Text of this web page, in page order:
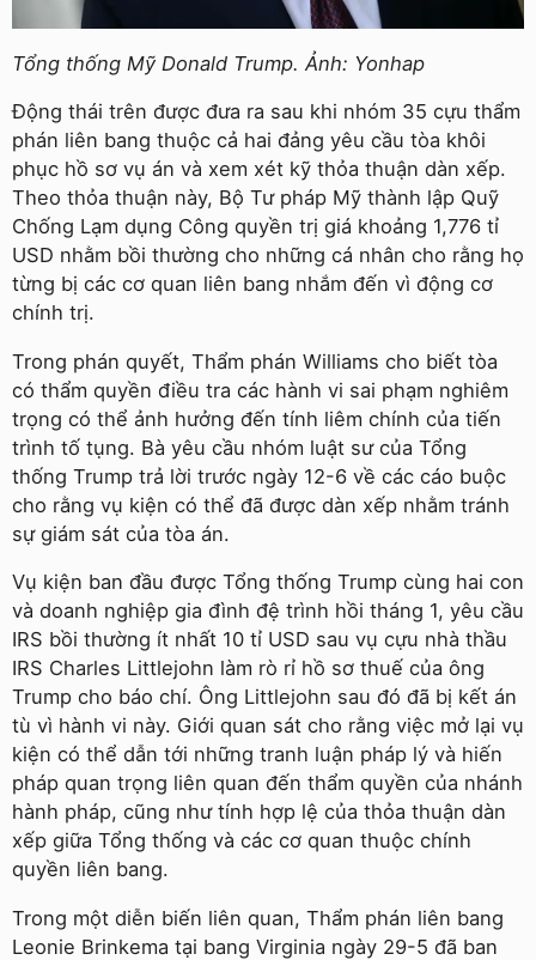
Tổng thống Mỹ Donald Trump. Ảnh: Yonhap
Động thái trên được đưa ra sau khi nhóm 35 cựu thẩm
phán liên bang thuộc cả hai đảng yêu cầu tòa khôi
phục hồ sơ vụ án và xem xét kỹ thỏa thuận dàn xếp.
Theo thỏa thuận này, Bộ Tư pháp Mỹ thành lập Quỹ
Chống Lạm dụng Công quyền trị giá khoảng 1,776 tỉ
USD nhằm bồi thường cho những cá nhân cho rằng họ
từng bị các cơ quan liên bang nhắm đến vì động cơ
chính trị.
Trong phán quyết, Thẩm phán Williams cho biết tòa
có thẩm quyền điều tra các hành vi sai phạm nghiêm
trọng có thể ảnh hưởng đến tính liêm chính của tiến
trình tố tụng. Bà yêu cầu nhóm luật sư của Tổng
thống Trump trả lời trước ngày 12-6 về các cáo buộc
cho rằng vụ kiện có thể đã được dàn xếp nhằm tránh
sự giám sát của tòa án.
Vụ kiện ban đầu được Tổng thống Trump cùng hai con
và doanh nghiệp gia đình đệ trình hồi tháng 1, yêu cầu
IRS bồi thường ít nhất 10 tỉ USD sau vụ cựu nhà thầu
IRS Charles Littlejohn làm rò rỉ hồ sơ thuế của ông
Trump cho báo chí. Ông Littlejohn sau đó đã bị kết án
tù vì hành vi này. Giới quan sát cho rằng việc mở lại vụ
kiện có thể dẫn tới những tranh luận pháp lý và hiến
pháp quan trọng liên quan đến thẩm quyền của nhánh
hành pháp, cũng như tính hợp lệ của thỏa thuận dàn
xếp giữa Tổng thống và các cơ quan thuộc chính
quyền liên bang.
Trong một diễn biến liên quan, Thẩm phán liên bang
Leonie Brinkema tại bang Virginia ngày 29-5 đã ban